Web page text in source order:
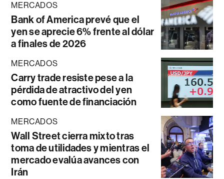
MERCADOS
Bank of America prevé que el
yen se aprecie 6% frente al dólar
a finales de 2026
MERCADOS
Carry trade resiste pese a la
pérdida de atractivo del yen
como fuente de financiación
MERCADOS
Wall Street cierra mixto tras
toma de utilidades y mientras el
mercado evalúa avances con
Irán